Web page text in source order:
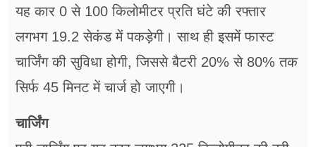
यह कार 0 से 100 किलोमीटर प्रति घंटे की रफ्तार
लगभग 19.2 सेकंड में पकड़ेगी। साथ ही इसमें फास्ट
चार्जिंग की सुविधा होगी, जिससे बैटरी 20% से 80% तक
सिर्फ 45 मिनट में चार्ज हो जाएगी।
चार्जिंग